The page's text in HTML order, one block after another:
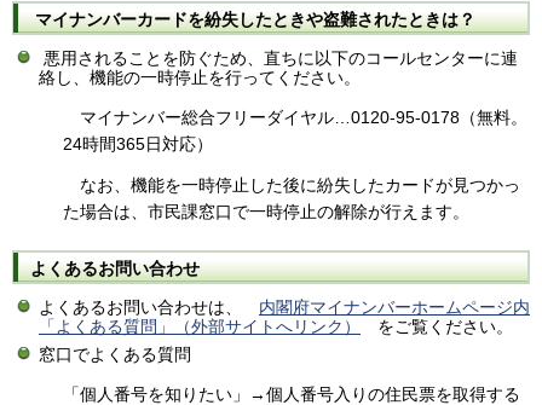
マイナンバーカードを紛失したときや盗難されたときは？
悪用されることを防ぐため、直ちに以下のコールセンターに連
絡し、機能の一時停止を行ってください。
マイナンバー総合フリーダイヤル…0120-95-0178（無料。
24時間365日対応）
なお、機能を一時停止した後に紛失したカードが見つかっ
た場合は、市民課窓口で一時停止の解除が行えます。
よくあるお問い合わせ
よくあるお問い合わせは、 内閣府マイナンバーホームページ内
「よくある質問」（外部サイトへリンク）
をご覧ください。
窓口でよくある質問
「個人番号を知りたい」→個人番号入りの住民票を取得する